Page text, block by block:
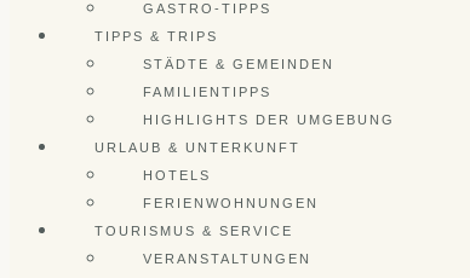
GASTRO-TIPPS
TIPPS & TRIPS
STÄDTE & GEMEINDEN
FAMILIENTIPPS
HIGHLIGHTS DER UMGEBUNG
URLAUB & UNTERKUNFT
HOTELS
FERIENWOHNUNGEN
TOURISMUS & SERVICE
VERANSTALTUNGEN